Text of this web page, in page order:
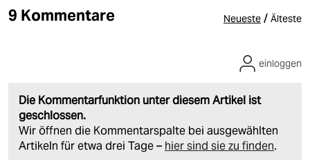
9 Kommentare Neueste / Älteste
Die Kommentarfunktion unter diesem Artikel ist
geschlossen.
Wir öffnen die Kommentarspalte bei ausgewählten
Artikeln für etwa drei Tage – hier sind sie zu finden.
einloggen